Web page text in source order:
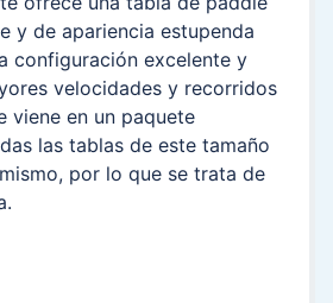
y de apariencia estupenda
configuración excelente y
velocidades y recorridos
viene en un paquete
las tablas de este tamaño
por lo que se trata de